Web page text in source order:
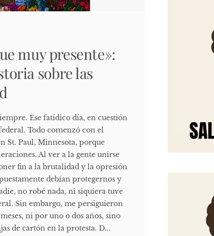
muy presente»:
sobre las
Ese fatídico día, en cuestión
Todo comenzó con el
St. Paul, Minnesota, porque
Al ver a la gente unirse
fin a la brutalidad y la opresión
debían protegernos y
no robé nada, ni siquiera tuve
Sin embargo, me persiguieron
ni por uno o dos años, sino
de cartón en la protesta. D...